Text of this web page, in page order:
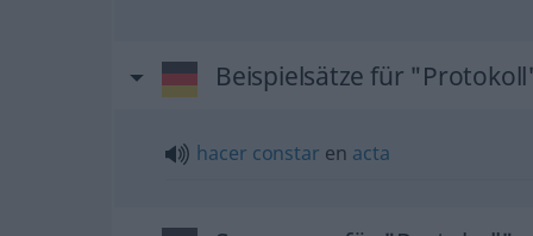
Beispielsätze für
hacer constar en acta